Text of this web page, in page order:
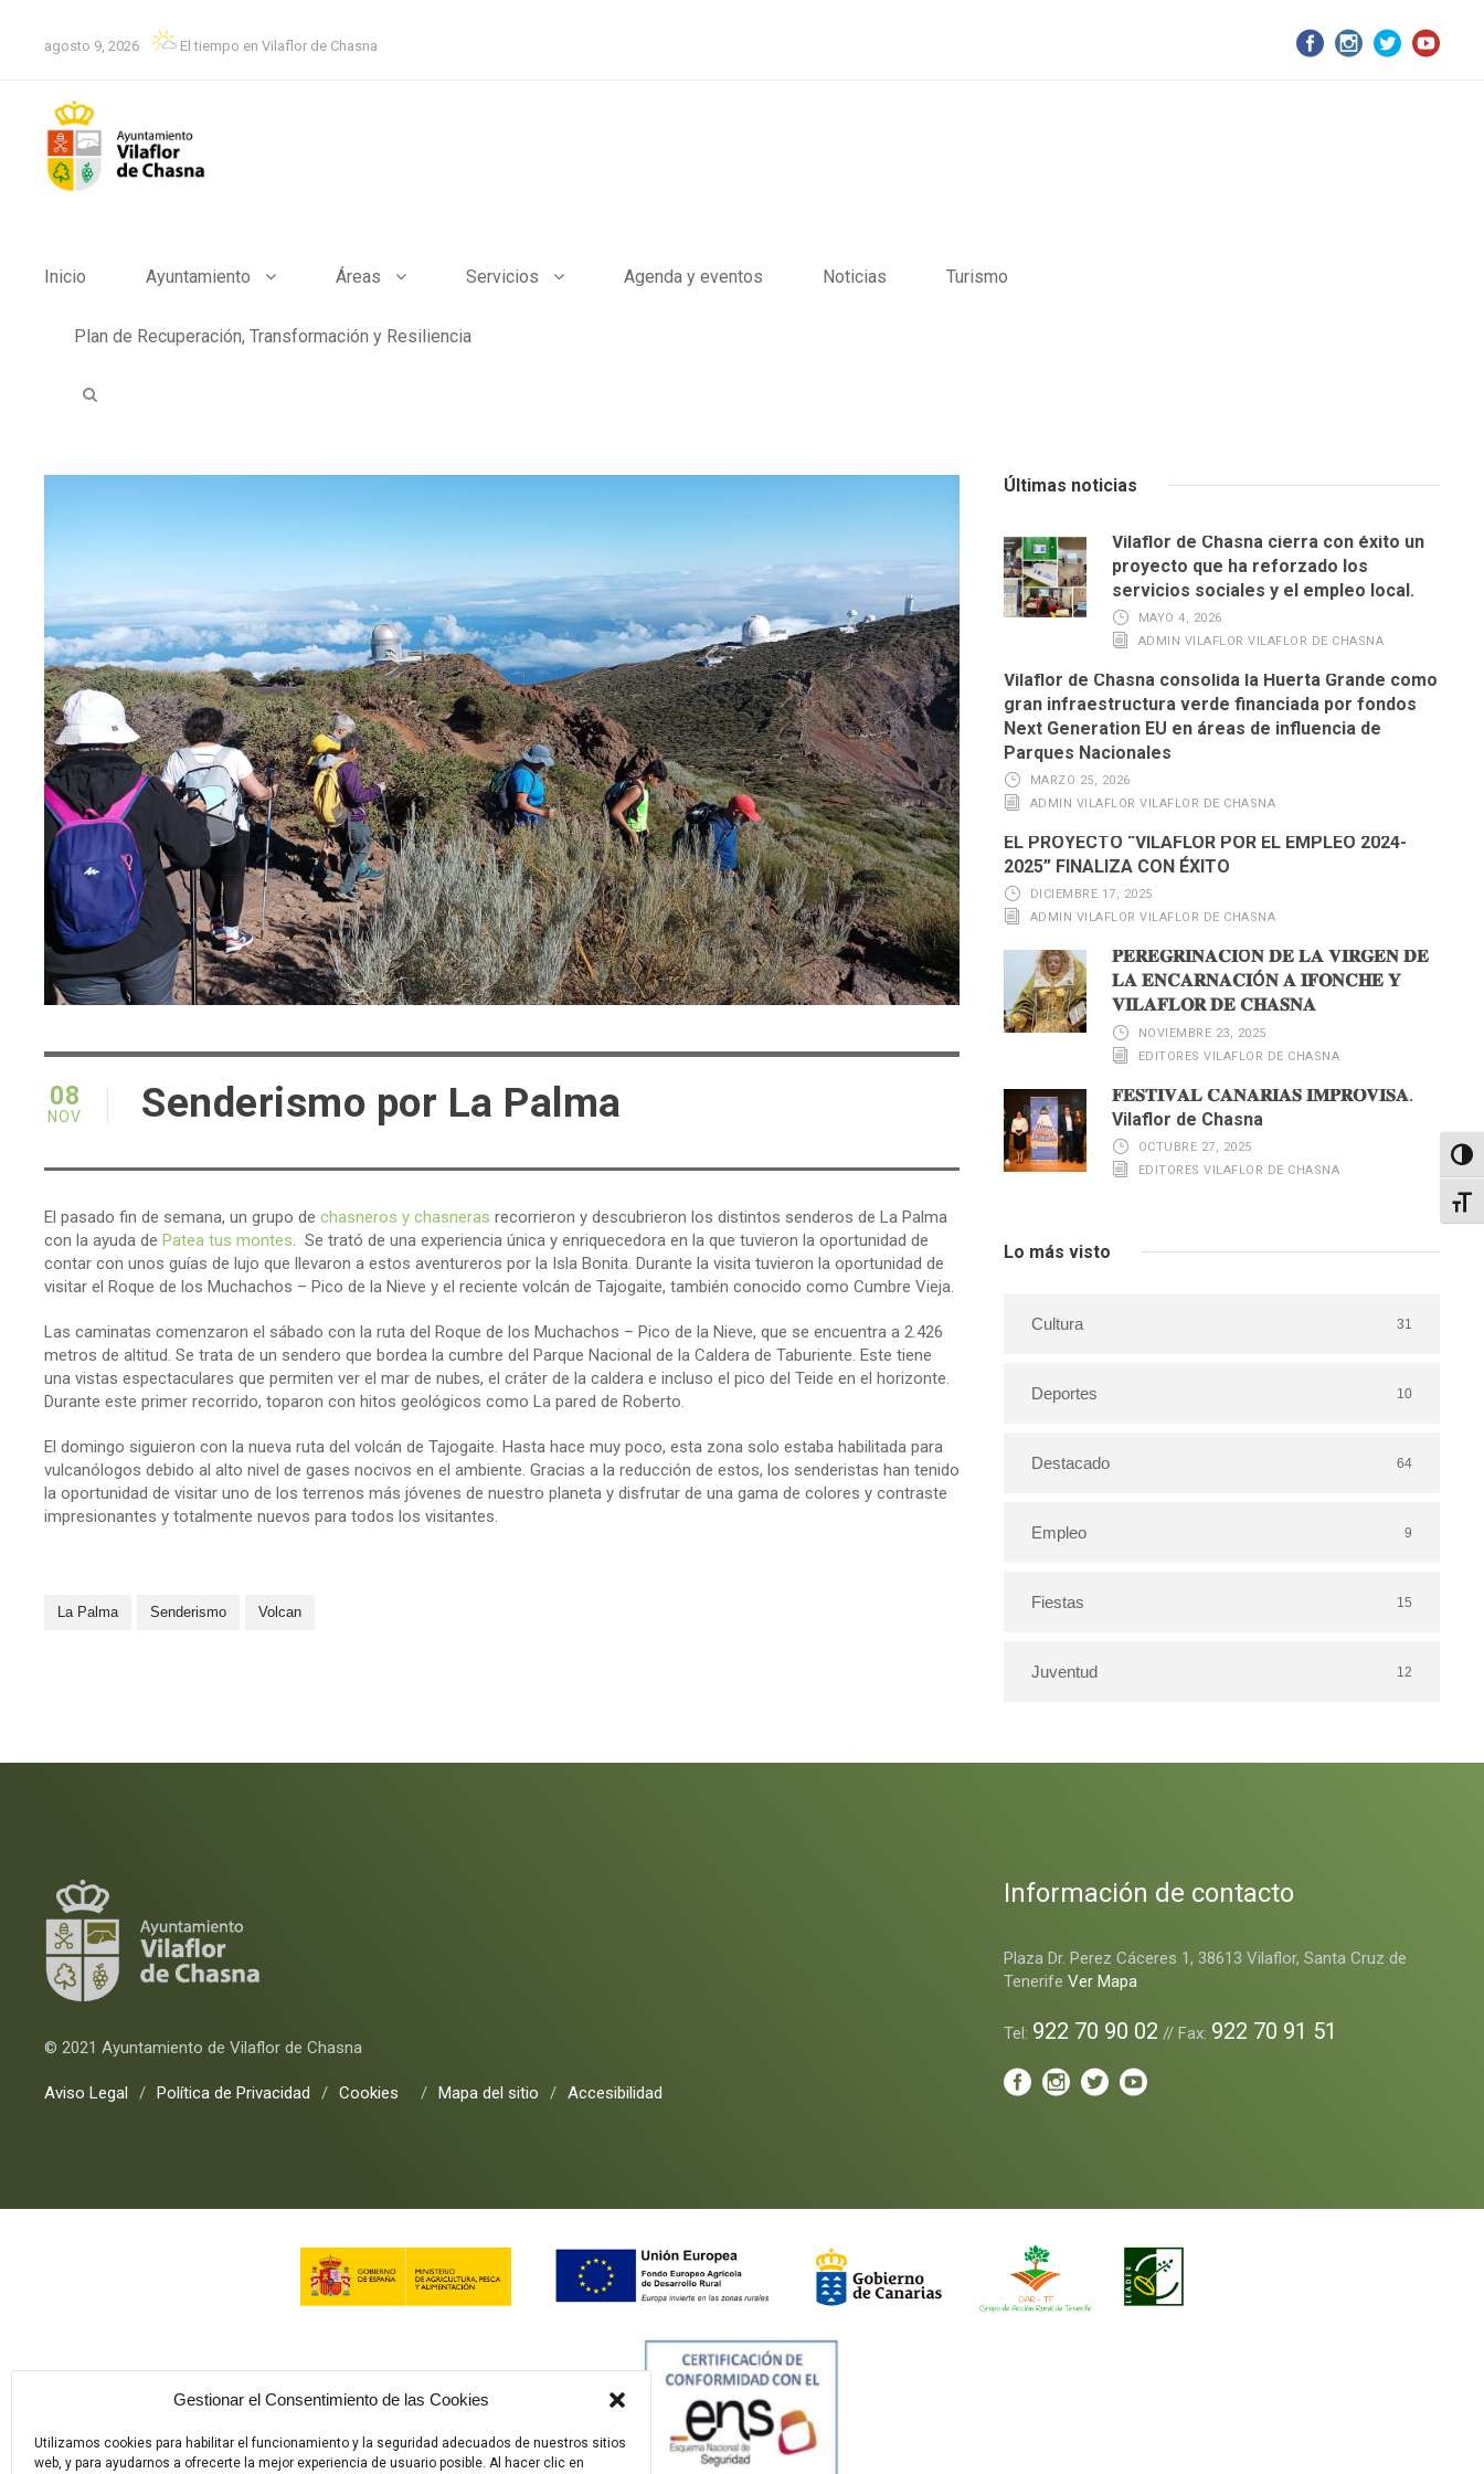
Gestionar el Consentimiento de las Cookies
Utilizamos cookies para habilitar el funcionamiento y la seguridad adecuados de nuestros sitios
web, y para ayudarnos a ofrecerte la mejor experiencia de usuario posible. Al hacer clic en
agosto 9, 2026 El tiempo en Vilaflor de Chasna
Inicio Ayuntamiento Áreas Servicios Agenda y eventos Noticias Turismo
Plan de Recuperación, Transformación y Resiliencia
08
NOV Senderismo por La Palma
El pasado fin de semana, un grupo de chasneros y chasneras recorrieron y descubrieron los distintos senderos de La Palma
con la ayuda de Patea tus montes. Se trató de una experiencia única y enriquecedora en la que tuvieron la oportunidad de
contar con unos guías de lujo que llevaron a estos aventureros por la Isla Bonita. Durante la visita tuvieron la oportunidad de
visitar el Roque de los Muchachos – Pico de la Nieve y el reciente volcán de Tajogaite, también conocido como Cumbre Vieja.
Las caminatas comenzaron el sábado con la ruta del Roque de los Muchachos – Pico de la Nieve, que se encuentra a 2.426
metros de altitud. Se trata de un sendero que bordea la cumbre del Parque Nacional de la Caldera de Taburiente. Este tiene
una vistas espectaculares que permiten ver el mar de nubes, el cráter de la caldera e incluso el pico del Teide en el horizonte.
Durante este primer recorrido, toparon con hitos geológicos como La pared de Roberto.
El domingo siguieron con la nueva ruta del volcán de Tajogaite. Hasta hace muy poco, esta zona solo estaba habilitada para
vulcanólogos debido al alto nivel de gases nocivos en el ambiente. Gracias a la reducción de estos, los senderistas han tenido
la oportunidad de visitar uno de los terrenos más jóvenes de nuestro planeta y disfrutar de una gama de colores y contraste
impresionantes y totalmente nuevos para todos los visitantes.
La Palma Senderismo Volcan
Últimas noticias
Vilaflor de Chasna cierra con éxito un
proyecto que ha reforzado los
servicios sociales y el empleo local.
MAYO 4, 2026
ADMIN VILAFLOR VILAFLOR DE CHASNA
Vilaflor de Chasna consolida la Huerta Grande como
gran infraestructura verde financiada por fondos
Next Generation EU en áreas de influencia de
Parques Nacionales
MARZO 25, 2026
ADMIN VILAFLOR VILAFLOR DE CHASNA
EL PROYECTO “VILAFLOR POR EL EMPLEO 2024-
2025” FINALIZA CON ÉXITO
DICIEMBRE 17, 2025
ADMIN VILAFLOR VILAFLOR DE CHASNA
𝐏𝐄𝐑𝐄𝐆𝐑𝐈𝐍𝐀𝐂𝐈Ó𝐍 𝐃𝐄 𝐋𝐀 𝐕𝐈𝐑𝐆𝐄𝐍 𝐃𝐄
𝐋𝐀 𝐄𝐍𝐂𝐀𝐑𝐍𝐀𝐂𝐈Ó𝐍 𝐀 𝐈𝐅𝐎𝐍𝐂𝐇𝐄 𝐘
𝐕𝐈𝐋𝐀𝐅𝐋𝐎𝐑 𝐃𝐄 𝐂𝐇𝐀𝐒𝐍𝐀
NOVIEMBRE 23, 2025
EDITORES VILAFLOR DE CHASNA
𝐅𝐄𝐒𝐓𝐈𝐕𝐀𝐋 𝐂𝐀𝐍𝐀𝐑𝐈𝐀𝐒 𝐈𝐌𝐏𝐑𝐎𝐕𝐈𝐒𝐀.
Vilaflor de Chasna
OCTUBRE 27, 2025
EDITORES VILAFLOR DE CHASNA
Lo más visto
Cultura 31
Deportes 10
Destacado 64
Empleo 9
Fiestas 15
Juventud 12
© 2021 Ayuntamiento de Vilaflor de Chasna
Aviso Legal / Política de Privacidad / Cookies / Mapa del sitio / Accesibilidad
Información de contacto
Plaza Dr. Perez Cáceres 1, 38613 Vilaflor, Santa Cruz de
TenerifeVer Mapa
Tel: 922 70 90 02 // Fax: 922 70 91 51